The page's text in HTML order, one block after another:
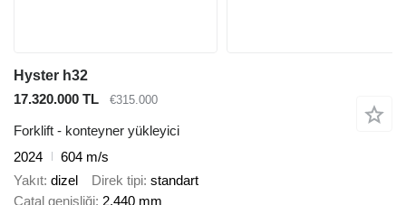
Hyster h32
17.320.000 TL
€315.000
Forklift - konteyner yükleyici
2024
604 m/s
Yakıt dizel Direk tipi standart
Çatal genişliği 2.440 mm